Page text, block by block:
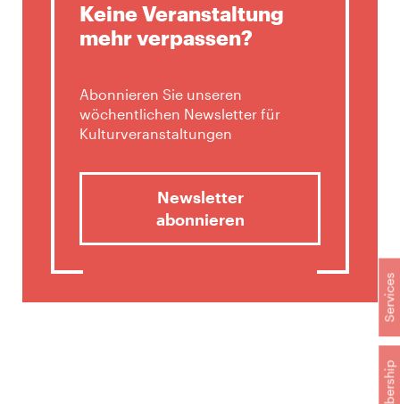
Services
Keine Veranstaltung
mehr verpassen?
Abonnieren Sie unseren
wöchentlichen Newsletter für
Kulturveranstaltungen
Newsletter
abonnieren